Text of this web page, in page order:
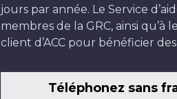
jours par année. Le Service
membres de la GRC, ainsi qu’à
client d’ACC pour bénéficier des
Téléphonez sans